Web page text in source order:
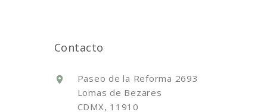
Contacto
Paseo de la Reforma 2693
Lomas de Bezares
CDMX, 11910